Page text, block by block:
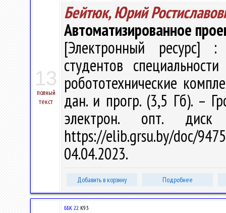
13
полный
текст
Бейтюк, Юрий
Автоматизированное
[Электронный ресурс] :
студентов
робототехнические
дан. и прогр. (3,5 Гб). –
электрон. опт.
https://elib.grsu.by/doc/
04.04.2023.
Добавить в корзину Подробнее
ББК 22.К93